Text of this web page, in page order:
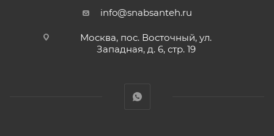
info@snabsanteh.ru
Москва, пос. Восточный, ул.
Западная, д. 6, стр. 19